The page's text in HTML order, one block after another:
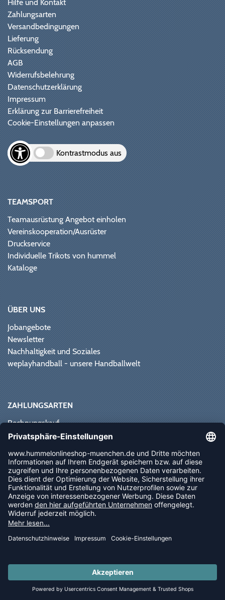
LAST PIECES: Bekleidung - Spare bis zu 65%
Hilfe und Kontakt
Zahlungsarten
Versandbedingungen
Lieferung
Rücksendung
AGB
Widerrufsbelehrung
Datenschutzerklärung
Impressum
Erklärung zur Barrierefreiheit
Cookie-Einstellungen anpassen
Kontrastmodus aus
TEAMSPORT
Teamausrüstung Angebot einholen
Vereinskooperation/Ausrüster
Druckservice
Individuelle Trikots von hummel
Kataloge
ÜBER UNS
Jobangebote
Newsletter
Nachhaltigkeit und Soziales
weplayhandball - unsere Handballwelt
ZAHLUNGSARTEN
Rechnungskauf
Paypal
Vorkasse
Sofortüberweisung
NEWSLETTER